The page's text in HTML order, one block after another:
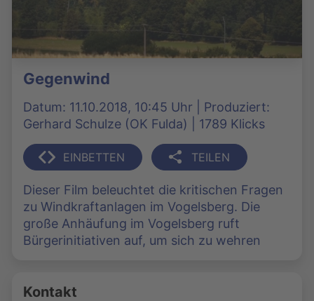
Gegenwind
Datum: 11.10.2018, 10:45 Uhr | Produziert:
Gerhard Schulze (OK Fulda) | 1789 Klicks
EINBETTEN TEILEN
Dieser Film beleuchtet die kritischen Fragen
zu Windkraftanlagen im Vogelsberg. Die
große Anhäufung im Vogelsberg ruft
Bürgerinitiativen auf, um sich zu wehren
Kontakt